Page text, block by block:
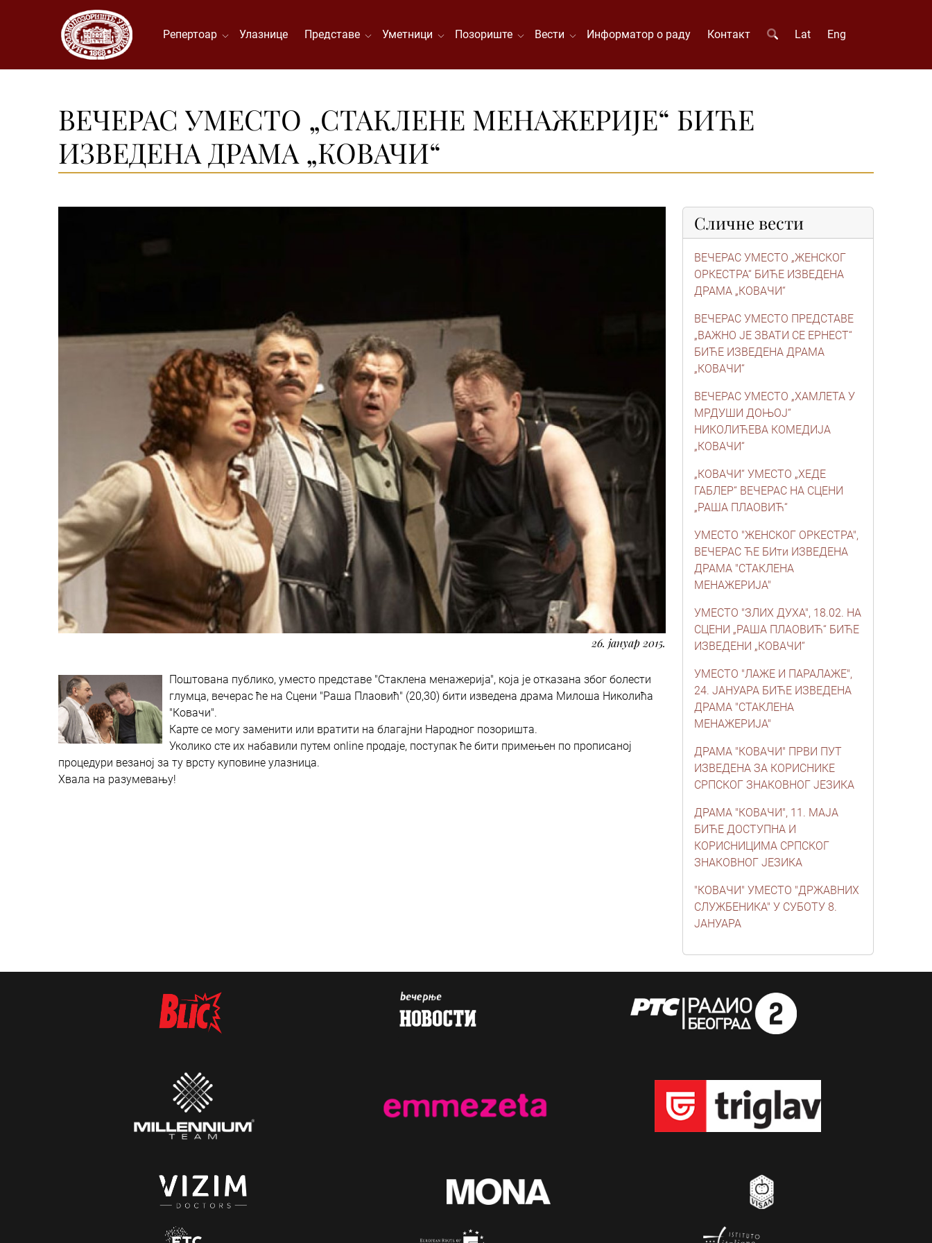
Репертоар Улазнице Представе Уметници Позориште Вести Информатор о раду Контакт Lat Eng
ВЕЧЕРАС УМЕСТО „СТАКЛЕНЕ МЕНАЖЕРИЈЕ“ БИЋЕ
ИЗВЕДЕНА ДРАМА „КОВАЧИ“
26. јануар 2015.
Поштована публико, уместо представе "Стаклена менажерија", која је отказана због болести
глумца, вечерас ће на Сцени "Раша Плаовић" (20,30) бити изведена драма Милоша Николића
"Ковачи".
Карте се могу заменити или вратити на благајни Народног позоришта.
Уколико сте их набавили путем online продаје, поступак ће бити примењен по прописаној
процедури везаној за ту врсту куповине улазница.
Хвала на разумевању!
Сличне вести
ВЕЧЕРАС УМЕСТО „ЖЕНСКОГ
ОРКЕСТРА“ БИЋЕ ИЗВЕДЕНА
ДРАМА „КОВАЧИ“
ВЕЧЕРАС УМЕСТО ПРЕДСТАВЕ
„ВАЖНО ЈЕ ЗВАТИ СЕ ЕРНЕСТ“
БИЋЕ ИЗВЕДЕНА ДРАМА
„КОВАЧИ“
ВЕЧЕРАС УМЕСТО „ХАМЛЕТА У
МРДУШИ ДОЊОЈ“
НИКОЛИЋЕВА КОМЕДИЈА
„КОВАЧИ“
„КОВАЧИ“ УМЕСТО „ХЕДЕ
ГАБЛЕР“ ВЕЧЕРАС НА СЦЕНИ
„РАША ПЛАОВИЋ“
УМЕСТО "ЖЕНСКОГ ОРКЕСТРА",
ВЕЧЕРАС ЋЕ БИти ИЗВЕДЕНА
ДРАМА "СТАКЛЕНА
МЕНАЖЕРИЈА"
УМЕСТО "ЗЛИХ ДУХА", 18.02. НА
СЦЕНИ „РАША ПЛАОВИЋ“ БИЋЕ
ИЗВЕДЕНИ „КОВАЧИ“
УМЕСТО "ЛАЖЕ И ПАРАЛАЖЕ",
24. ЈАНУАРА БИЋЕ ИЗВЕДЕНА
ДРАМА "СТАКЛЕНА
МЕНАЖЕРИЈА"
ДРАМА "КОВАЧИ" ПРВИ ПУТ
ИЗВЕДЕНА ЗА КОРИСНИКЕ
СРПСКОГ ЗНАКОВНОГ ЈЕЗИКА
ДРАМА "КОВАЧИ", 11. МАЈА
БИЋЕ ДОСТУПНА И
КОРИСНИЦИМА СРПСКОГ
ЗНАКОВНОГ ЈЕЗИКА
"КОВАЧИ" УМЕСТО "ДРЖАВНИХ
СЛУЖБЕНИКА" У СУБОТУ 8.
ЈАНУАРА